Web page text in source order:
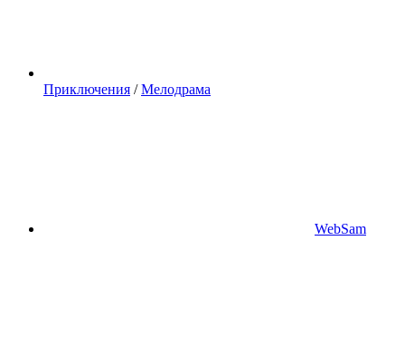
Приключения /Мелодрама
WebSam